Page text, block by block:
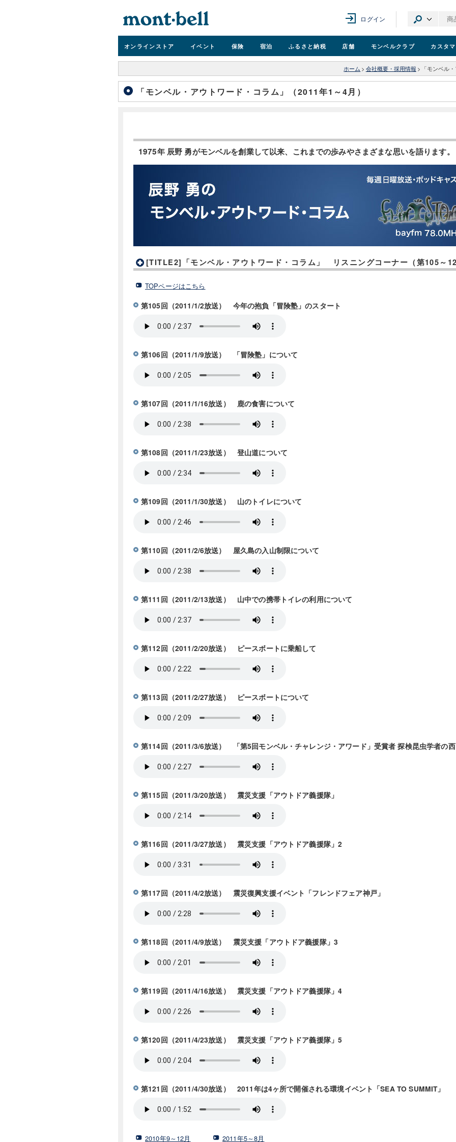
ログイン
オンラインストア イベント 保険 宿泊 ふるさと納税 店舗 モンベルクラブ カスタ
ホーム > 会社概要・採用情報 > 「モンベル
「モンベル・アウトワード・コラム」（2011年1～4月）
1975年 辰野 勇がモンベルを創業して以来、これまでの歩みやさまざまな思いを語ります。
[TITLE2]「モンベル・アウトワード・コラム」 リスニングコーナー（第105～
TOPページはこちら
第105回（2011/1/2放送） 今年の抱負「冒険塾」のスタート
第106回（2011/1/9放送） 「冒険塾」について
第107回（2011/1/16放送） 鹿の食害について
第108回（2011/1/23放送） 登山道について
第109回（2011/1/30放送） 山のトイレについて
第110回（2011/2/6放送） 屋久島の入山制限について
第111回（2011/2/13放送） 山中での携帯トイレの利用について
第112回（2011/2/20放送） ピースボートに乗船して
第113回（2011/2/27放送） ピースボートについて
第114回（2011/3/6放送） 「第5回モンベル・チャレンジ・アワード」受賞者 探検昆虫学者の
第115回（2011/3/20放送） 震災支援「アウトドア義援隊」
第116回（2011/3/27放送） 震災支援「アウトドア義援隊」2
第117回（2011/4/2放送） 震災復興支援イベント「フレンドフェア神戸」
第118回（2011/4/9放送） 震災支援「アウトドア義援隊」3
第119回（2011/4/16放送） 震災支援「アウトドア義援隊」4
第120回（2011/4/23放送） 震災支援「アウトドア義援隊」5
第121回（2011/4/30放送） 2011年は4ヶ所で開催される環境イベント「SEA TO SUMMIT」
2010年9～12月 2011年5～8月